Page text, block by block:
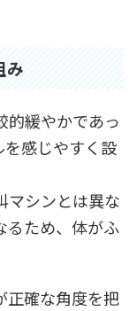
み
的緩やかであっ
を感じやすく設
マシンとは異な
るため、体がふ
正確な角度を把